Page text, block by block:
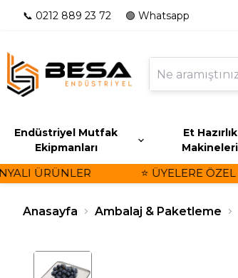
📞 0212 889 23 72 🟢 Whatsapp
Endüstriyel Mutfak
Ekipmanları
Et Hazırlık
Makineleri
ÜRÜNLER ⭐ ÜYELERE ÖZEL
Anasayfa Ambalaj & Paketleme